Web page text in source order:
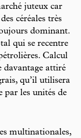
juteux car
céréales très
dominant.
qui se recentre
Calcul
davantage attiré
qu’il utilisera
par les unités de
multinationales,